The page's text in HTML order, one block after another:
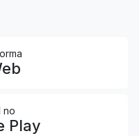
no
Play